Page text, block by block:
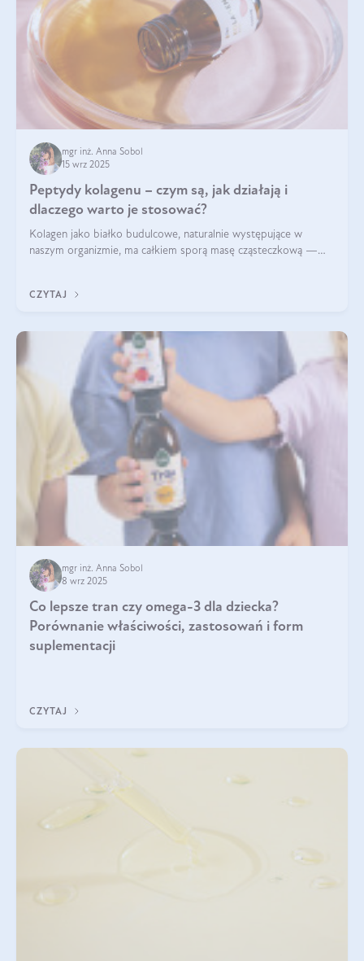
mgr inż. Anna Sobol
15 wrz 2025
Peptydy kolagenu – czym są, jak działają i
dlaczego warto je stosować?
Kolagen jako białko budulcowe, naturalnie występujące w
naszym organizmie, ma całkiem sporą masę cząsteczkową —
bardziej biodostępny
CZYTAJ
mgr inż. Anna Sobol
8 wrz 2025
Co lepsze tran czy omega-3 dla dziecka?
Porównanie właściwości, zastosowań i form
suplementacji
CZYTAJ